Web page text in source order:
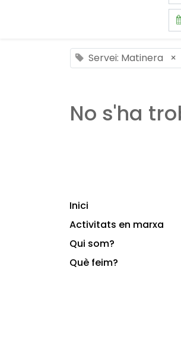
Servei: Matinera ×
No s'ha
Inici
Activitats en marxa
Qui som?
Què feim?